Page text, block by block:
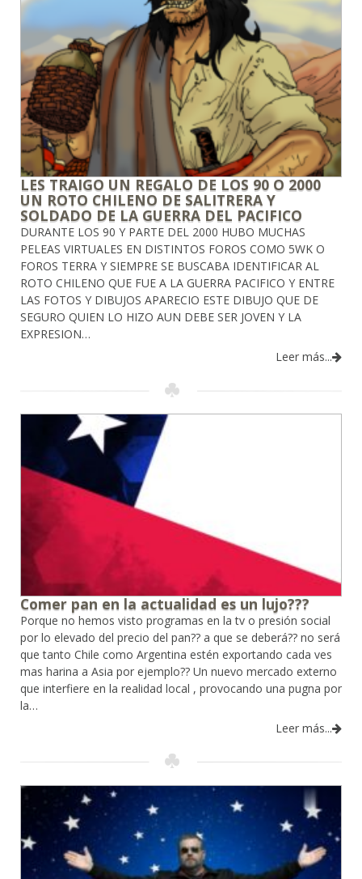
LES TRAIGO UN REGALO DE LOS 90 O 2000
UN ROTO CHILENO DE SALITRERA Y
SOLDADO DE LA GUERRA DEL PACIFICO
DURANTE LOS 90 Y PARTE DEL 2000 HUBO MUCHAS
PELEAS VIRTUALES EN DISTINTOS FOROS COMO 5WK O
FOROS TERRA Y SIEMPRE SE BUSCABA IDENTIFICAR AL
ROTO CHILENO QUE FUE A LA GUERRA PACIFICO Y ENTRE
LAS FOTOS Y DIBUJOS APARECIO ESTE DIBUJO QUE DE
SEGURO QUIEN LO HIZO AUN DEBE SER JOVEN Y LA
EXPRESION…
Leer más...
Comer pan en la actualidad es un lujo???
Porque no hemos visto programas en la tv o presión social
por lo elevado del precio del pan?? a que se deberá?? no será
que tanto Chile como Argentina estén exportando cada ves
mas harina a Asia por ejemplo?? Un nuevo mercado externo
que interfiere en la realidad local , provocando una pugna por
la…
Leer más...